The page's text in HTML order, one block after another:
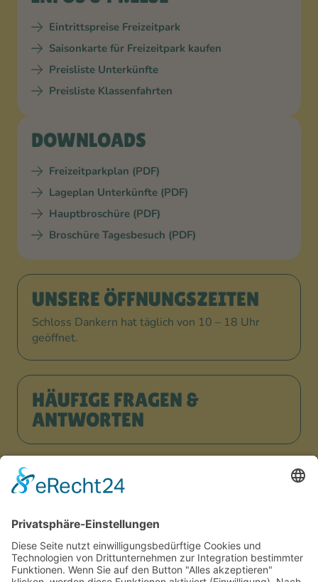
Eintrittspreise Freizeitpark
Saisonkarte für Freizeitpark kaufen
Preisliste Unterkünfte
Preisliste Klassenfahrten
DOWNLOADS
Freizeitparkplan (PDF)
Lageplan Unterkünfte (PDF)
Hauptbroschüre (PDF)
Broschüre Tagesbesuch (PDF)
UNSERE ÖFFNUNGSZEITEN
Schloss Dankern hat täglich von 10 – 18 Uhr
geöffnet.
HÄUFIGE FRAGEN &
ANTWORTEN
JETZT URLAUB BUCHEN!
ARBEITEN, WO ANDERE
URLAUB MACHEN?